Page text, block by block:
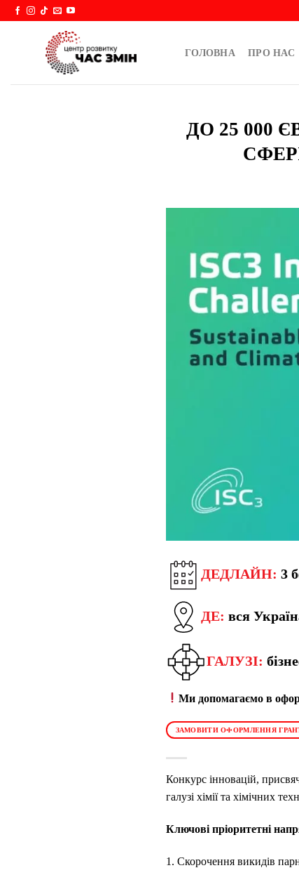
Skip
ГОЛОВНА ПРО НАС
ДО 25 000
ДЕДЛАЙН: 3
ДЕ: вся
ГАЛУЗІ:
Ми допомагаємо в
ЗАМОВИТИ ОФОРМЛЕННЯ
Конкурс інновацій,
галузі хімії та хімічних
Ключові пріоритетні
1. Скорочення викидів